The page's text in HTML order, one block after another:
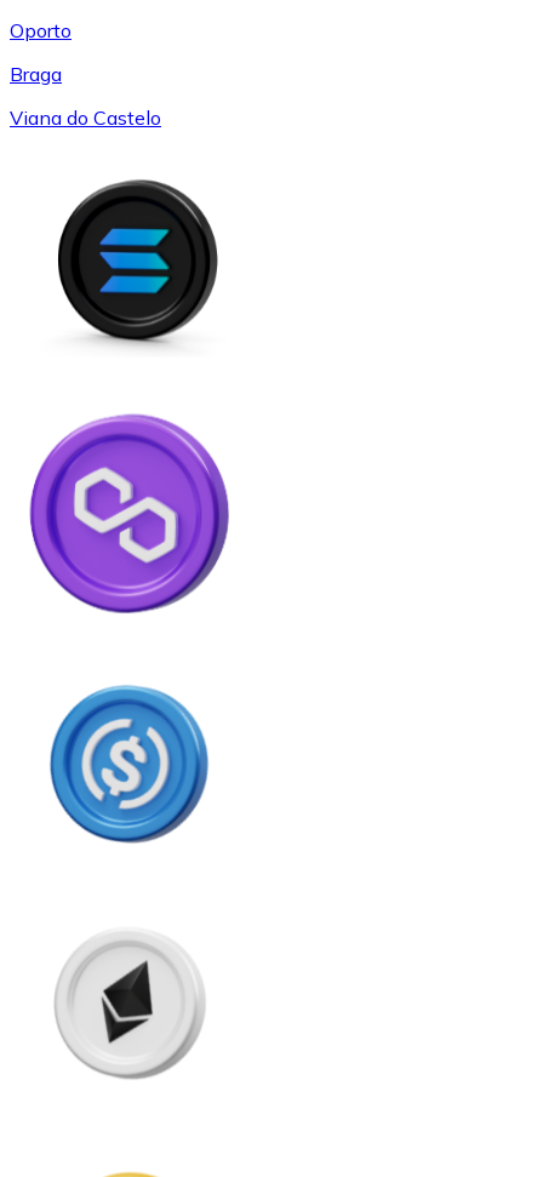
Oporto
Braga
Viana do Castelo